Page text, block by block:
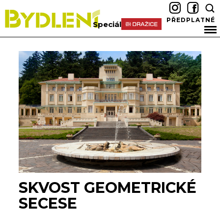
Speciál PŘEDPLATNÉ
SKVOST GEOMETRICKÉ
SECESE